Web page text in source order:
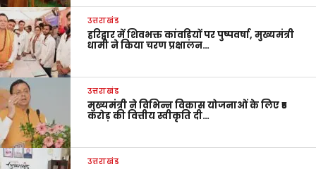
उत्तराखंड
हरिद्वार में शिवभक्त कांवड़ियों पर पुष्पवर्षा, मुख्यमंत्री
धामी ने किया चरण प्रक्षालन…
उत्तराखंड
मुख्यमंत्री ने विभिन्न विकास योजनाओं के लिए ₹5
करोड़ की वित्तीय स्वीकृति दी…
उत्तराखंड